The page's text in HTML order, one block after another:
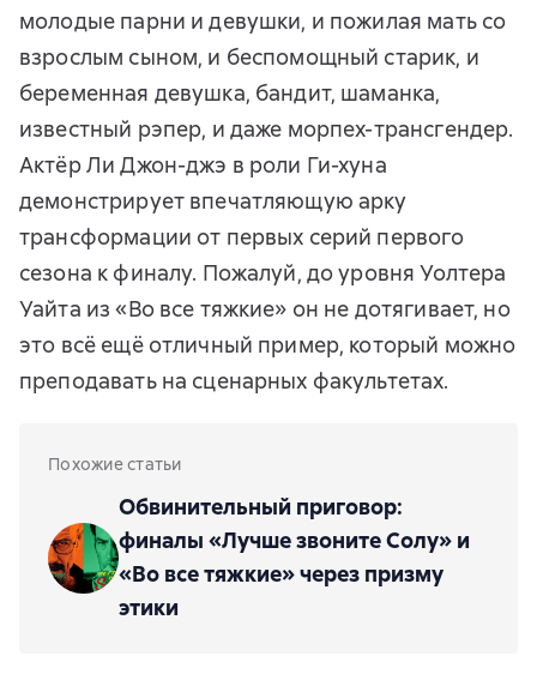
молодые парни и девушки, и пожилая мать со
взрослым сыном, и беспомощный старик, и
беременная девушка, бандит, шаманка,
известный рэпер, и даже морпех-трансгендер.
Актёр Ли Джон-джэ в роли Ги-хуна
демонстрирует впечатляющую арку
трансформации от первых серий первого
сезона к финалу. Пожалуй, до уровня Уолтера
Уайта из «Во все тяжкие» он не дотягивает, но
это всё ещё отличный пример, который можно
преподавать на сценарных факультетах.
Похожие статьи
Обвинительный приговор:
финалы «Лучше звоните Солу» и
«Во все тяжкие» через призму
этики